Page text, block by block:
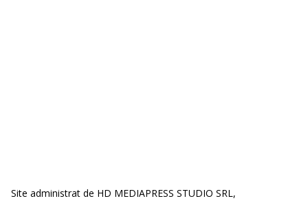
Site administrat de HD MEDIAPRESS STUDIO SRL,